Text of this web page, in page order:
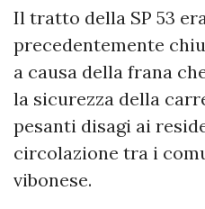
Il tratto della SP 53
precedentemente
a causa della frana
la sicurezza della
pesanti disagi ai
circolazione tra i
vibonese.